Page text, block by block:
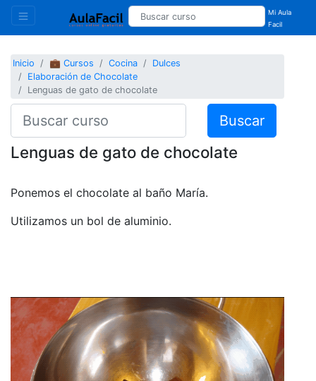
Mi Aula
Facil
Inicio 💼 Cursos Cocina
Dulces
Elaboración de Chocolate
Lenguas de gato de chocolate
Buscar
Lenguas de gato de chocolate
Ponemos el chocolate al baño María.
Utilizamos un bol de aluminio.